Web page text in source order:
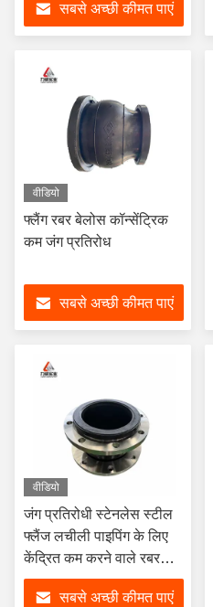
सबसे अच्छी कीमत पाएं
वीडियो
फ्लैंग रबर बेलोस कॉन्सेंट्रिक
कम जंग प्रतिरोध
सबसे अच्छी कीमत पाएं
वीडियो
जंग प्रतिरोधी स्टेनलेस स्टील
फ्लैंज लचीली पाइपिंग के लिए
केंद्रित कम करने वाले रबर
जोड़
सबसे अच्छी कीमत पाएं